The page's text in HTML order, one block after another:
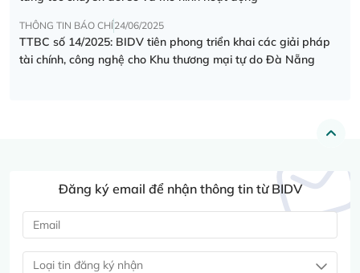
THÔNG TIN BÁO CHÍ24/06/2025
TTBC số 14/2025: BIDV tiên phong triển khai các giải pháp
tài chính, công nghệ cho Khu thương mại tự do Đà Nẵng
Đăng ký email để nhận thông tin từ BIDV
Loại tin đăng ký nhận